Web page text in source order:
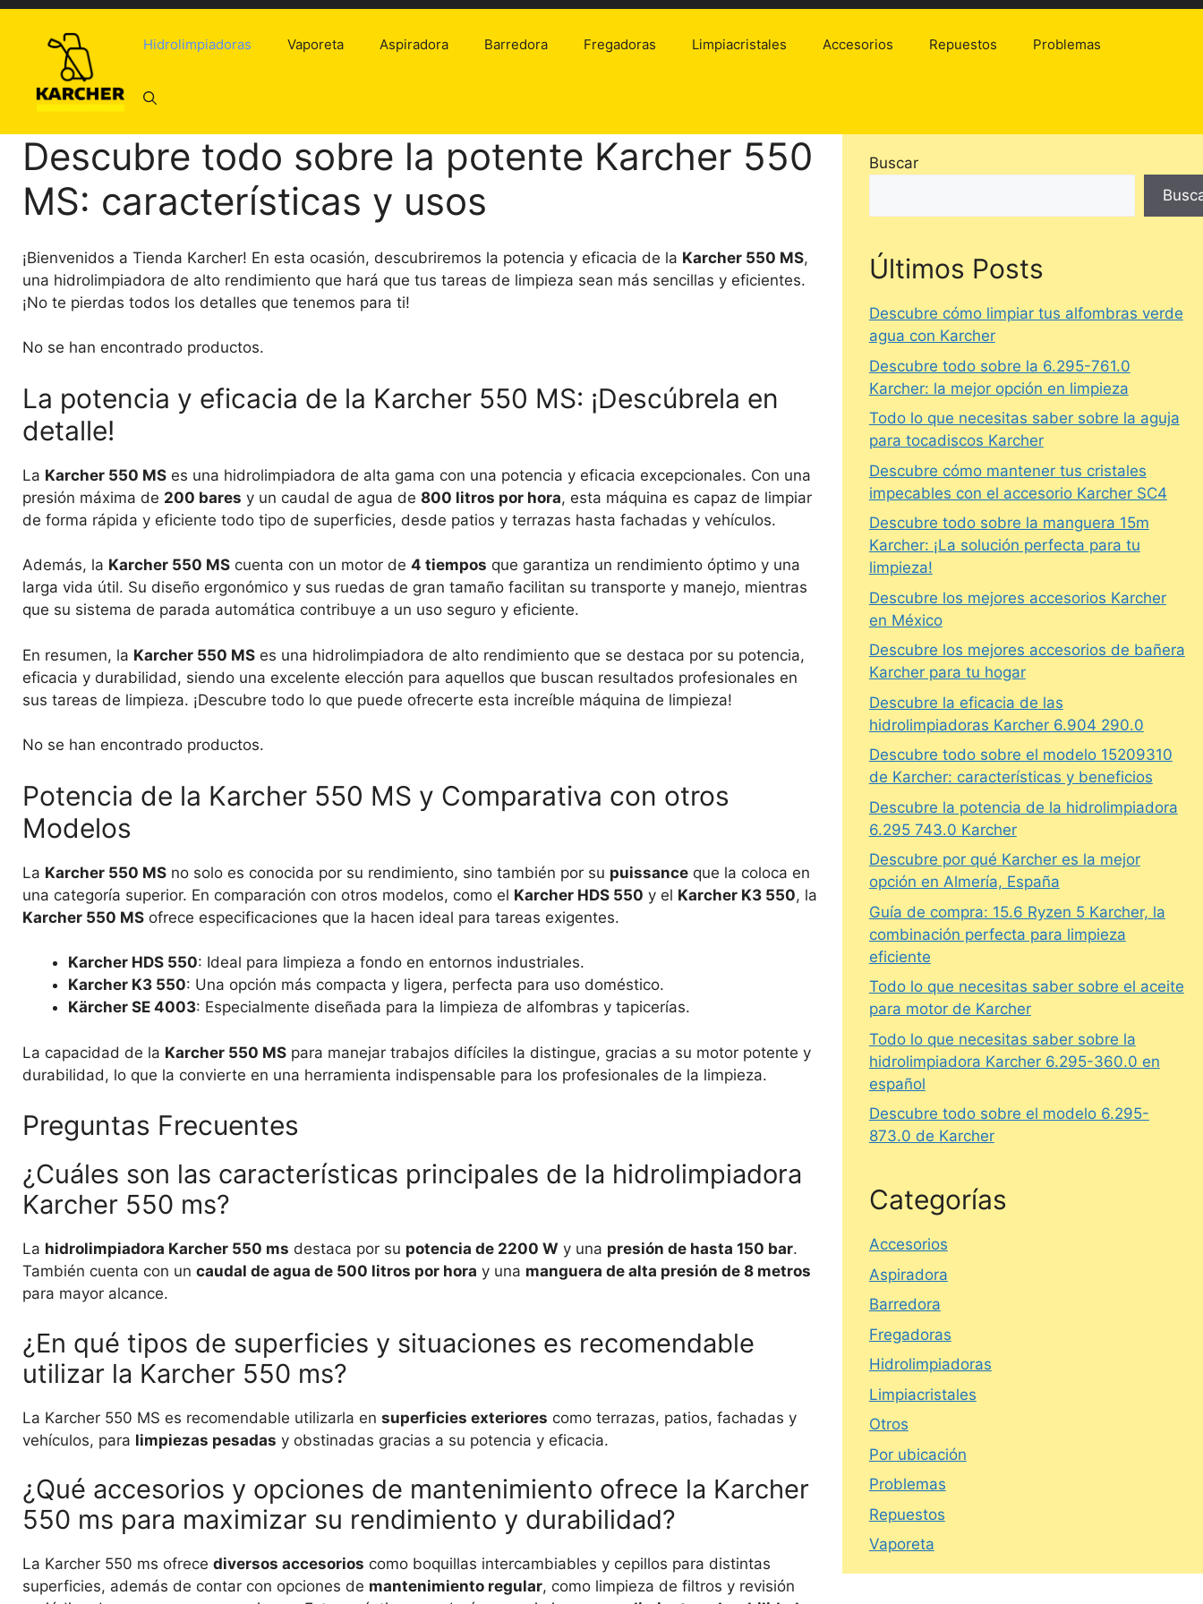
Saltar
contenido
Hidrolimpiadoras Vaporeta Aspiradora Barredora Fregadoras Limpiacristales Accesorios Repuestos Problemas
Descubre todo sobre la potente Karcher 550
MS: características y usos
¡Bienvenidos a Tienda Karcher! En esta ocasión, descubriremos la potencia y eficacia de la Karcher 550 MS,
una hidrolimpiadora de alto rendimiento que hará que tus tareas de limpieza sean más sencillas y eficientes.
¡No te pierdas todos los detalles que tenemos para ti!
No se han encontrado productos.
La potencia y eficacia de la Karcher 550 MS: ¡Descúbrela en
detalle!
La Karcher 550 MS es una hidrolimpiadora de alta gama con una potencia y eficacia excepcionales. Con una
presión máxima de 200 bares y un caudal de agua de 800 litros por hora, esta máquina es capaz de limpiar
de forma rápida y eficiente todo tipo de superficies, desde patios y terrazas hasta fachadas y vehículos.
Además, la Karcher 550 MS cuenta con un motor de 4 tiempos que garantiza un rendimiento óptimo y una
larga vida útil. Su diseño ergonómico y sus ruedas de gran tamaño facilitan su transporte y manejo, mientras
que su sistema de parada automática contribuye a un uso seguro y eficiente.
En resumen, la Karcher 550 MS es una hidrolimpiadora de alto rendimiento que se destaca por su potencia,
eficacia y durabilidad, siendo una excelente elección para aquellos que buscan resultados profesionales en
sus tareas de limpieza. ¡Descubre todo lo que puede ofrecerte esta increíble máquina de limpieza!
No se han encontrado productos.
Potencia de la Karcher 550 MS y Comparativa con otros
Modelos
La Karcher 550 MS no solo es conocida por su rendimiento, sino también por su puissance que la coloca en
una categoría superior. En comparación con otros modelos, como el Karcher HDS 550 y el Karcher K3 550, la
Karcher 550 MS ofrece especificaciones que la hacen ideal para tareas exigentes.
Karcher HDS 550: Ideal para limpieza a fondo en entornos industriales.
Karcher K3 550: Una opción más compacta y ligera, perfecta para uso doméstico.
Kärcher SE 4003: Especialmente diseñada para la limpieza de alfombras y tapicerías.
La capacidad de la Karcher 550 MS para manejar trabajos difíciles la distingue, gracias a su motor potente y
durabilidad, lo que la convierte en una herramienta indispensable para los profesionales de la limpieza.
Preguntas Frecuentes
¿Cuáles son las características principales de la hidrolimpiadora
Karcher 550 ms?
La hidrolimpiadora Karcher 550 ms destaca por su potencia de 2200 W y una presión de hasta 150 bar.
También cuenta con un caudal de agua de 500 litros por hora y una manguera de alta presión de 8 metros
para mayor alcance.
¿En qué tipos de superficies y situaciones es recomendable
utilizar la Karcher 550 ms?
La Karcher 550 MS es recomendable utilizarla en superficies exteriores como terrazas, patios, fachadas y
vehículos, para limpiezas pesadas y obstinadas gracias a su potencia y eficacia.
¿Qué accesorios y opciones de mantenimiento ofrece la Karcher
550 ms para maximizar su rendimiento y durabilidad?
La Karcher 550 ms ofrece diversos accesorios como boquillas intercambiables y cepillos para distintas
superficies, además de contar con opciones de mantenimiento regular, como limpieza de filtros y revisión
Buscar
Últimos Posts
Descubre cómo limpiar tus alfombras verde
agua con Karcher
Descubre todo sobre la 6.295-761.0
Karcher: la mejor opción en limpieza
Todo lo que necesitas saber sobre la aguja
para tocadiscos Karcher
Descubre cómo mantener tus cristales
impecables con el accesorio Karcher SC4
Descubre todo sobre la manguera 15m
Karcher: ¡La solución perfecta para tu
limpieza!
Descubre los mejores accesorios Karcher
en México
Descubre los mejores accesorios de bañera
Karcher para tu hogar
Descubre la eficacia de las
hidrolimpiadoras Karcher 6.904 290.0
Descubre todo sobre el modelo 15209310
de Karcher: características y beneficios
Descubre la potencia de la hidrolimpiadora
6.295 743.0 Karcher
Descubre por qué Karcher es la mejor
opción en Almería, España
Guía de compra: 15.6 Ryzen 5 Karcher, la
combinación perfecta para limpieza
eficiente
Todo lo que necesitas saber sobre el aceite
para motor de Karcher
Todo lo que necesitas saber sobre la
hidrolimpiadora Karcher 6.295-360.0 en
español
Descubre todo sobre el modelo 6.295-
873.0 de Karcher
Categorías
Accesorios
Aspiradora
Barredora
Fregadoras
Hidrolimpiadoras
Limpiacristales
Otros
Por ubicación
Problemas
Repuestos
Vaporeta